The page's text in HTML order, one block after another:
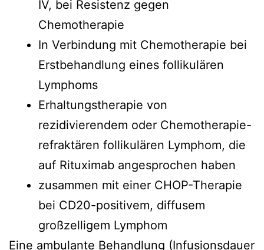
IV, bei Resistenz gegen
Chemotherapie
In Verbindung mit Chemotherapie bei
Erstbehandlung eines follikulären
Lymphoms
Erhaltungstherapie von
rezidivierendem oder Chemotherapie-
refraktären follikulären Lymphom, die
auf Rituximab angesprochen haben
zusammen mit einer CHOP-Therapie
bei CD20-positivem, diffusem
großzelligem Lymphom
Eine ambulante Behandlung (Infusionsdauer